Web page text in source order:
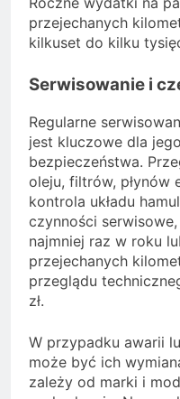
przejechanych
kilkuset do kilku
Serwisowanie i
Regularne
jest kluczowe dla
bezpieczeństwa.
oleju, filtrów, płynów
kontrola układu
czynności
najmniej raz w roku
przejechanych
przeglądu
zł.
W przypadku awarii
może być ich
zależy od marki i